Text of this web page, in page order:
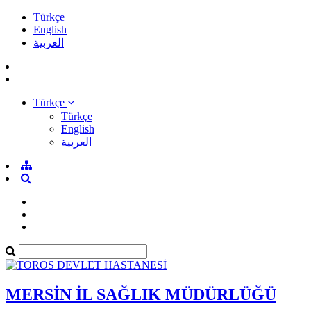
Türkçe
English
العربية
Türkçe
Türkçe
English
العربية
MERSİN İL SAĞLIK MÜDÜRLÜĞÜ